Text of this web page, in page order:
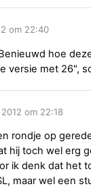
om 22:40
hoe
versie met 26",
om 22:18
rondje op
hij toch wel erg
ik denk dat het
maar wel een